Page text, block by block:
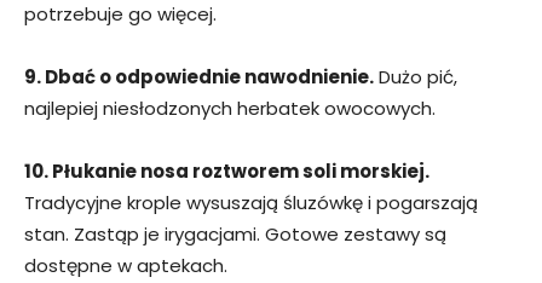
potrzebuje go więcej.
9. Dbać o odpowiednie nawodnienie.Dużo pić,
najlepiej niesłodzonych herbatek owocowych.
10. Płukanie nosa roztworem soli morskiej.
Tradycyjne krople wysuszają śluzówkę i pogarszają
stan. Zastąp je irygacjami. Gotowe zestawy są
dostępne w aptekach.